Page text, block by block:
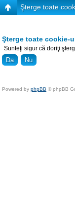
Şterge toate
Şterge toate cookie-
Sunteţi sigur că doriţi
Powered by phpBB © phpBB